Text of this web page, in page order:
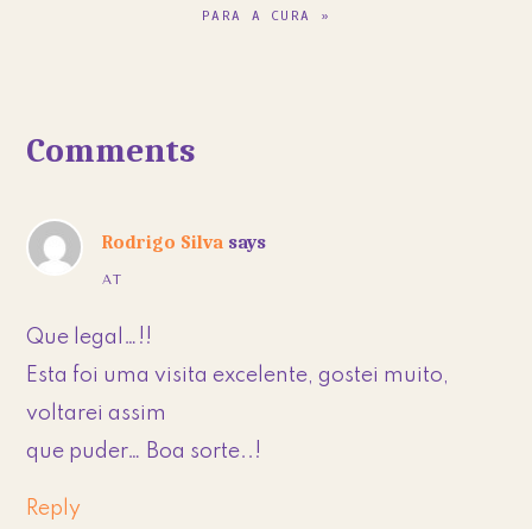
PARA A CURA »
Reader
Comments
Rodrigo Silva says
AT
Que legal…!!
Esta foi uma visita excelente, gostei muito,
voltarei assim
que puder… Boa sorte..!
Reply